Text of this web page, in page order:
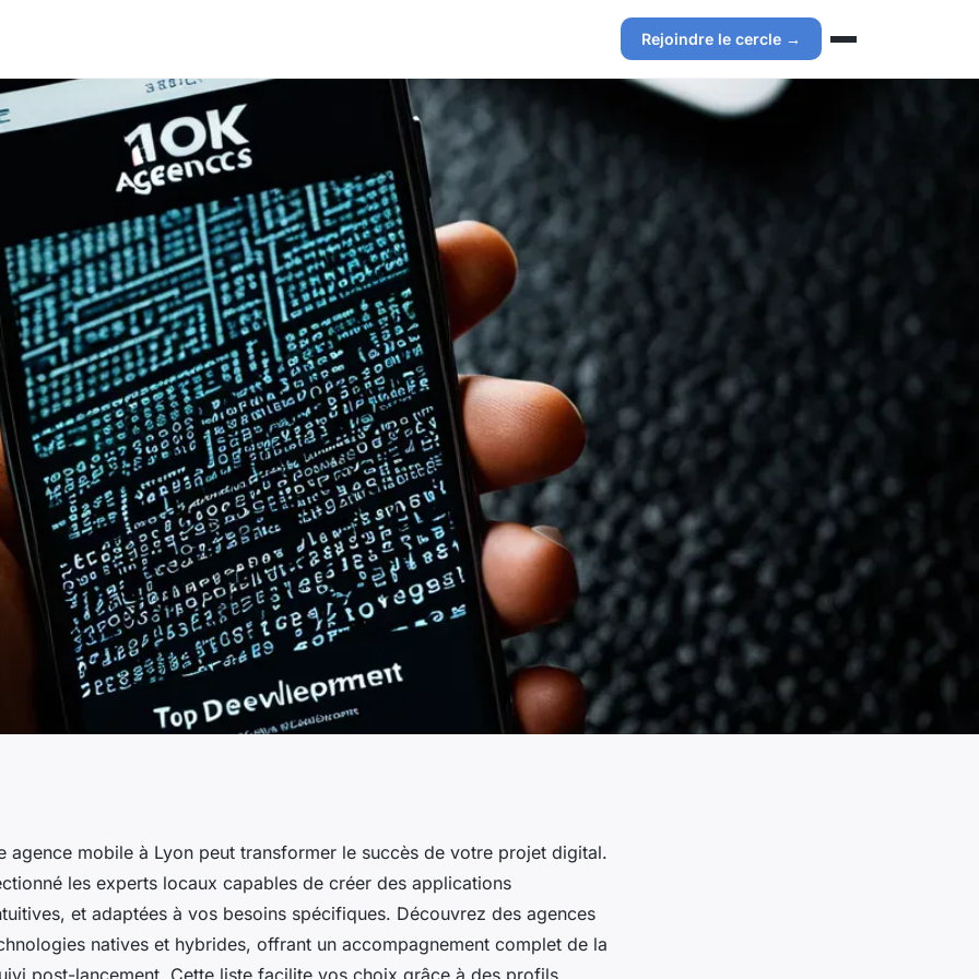
Rejoindre le cercle →
développement
agence mobile à Lyon peut transformer le succès de votre projet digital.
les experts locaux capables de créer des applications
et adaptées à vos besoins spécifiques. Découvrez des agences
natives et hybrides, offrant un accompagnement complet de la
post-lancement. Cette liste facilite vos choix grâce à des profils